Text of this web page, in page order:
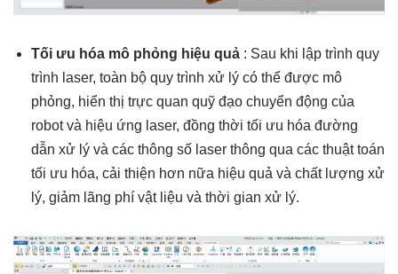
Tối ưu hóa mô phỏng hiệu quả : Sau khi lập trình quy
trình laser, toàn bộ quy trình xử lý có thể được mô
phỏng, hiển thị trực quan quỹ đạo chuyển động của
robot và hiệu ứng laser, đồng thời tối ưu hóa đường
dẫn xử lý và các thông số laser thông qua các thuật toán
tối ưu hóa, cải thiện hơn nữa hiệu quả và chất lượng xử
lý, giảm lãng phí vật liệu và thời gian xử lý.